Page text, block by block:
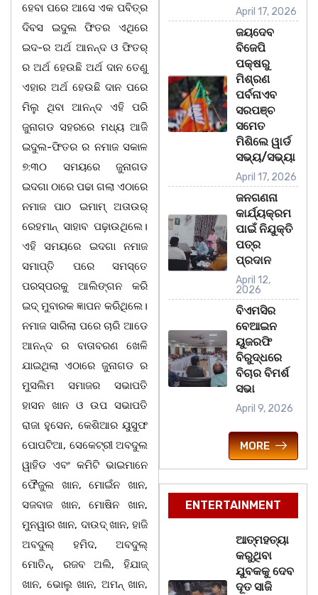
ହେବା ପରେ ଆସେ ଏକ ପବିତ୍ର
ଦିବସ ଇଦୁଲ ଫିତର ଏଥିରେ
ଇଦ-ର ଅର୍ଥ ଆନନ୍ଦ ଓ ଫିତର୍
ର ଅର୍ଥ ହେଉଛି ଅର୍ଥ ଦାନ ତେଣୁ
ଏହାର ଅର୍ଥ ହେଉଛି ଦାନ ପରେ
ମିଲୁ ଥିବା ଆନନ୍ଦ ଏହି ପରି
ଜୁନାଗଡ ସହରରେ ମଧ୍ୟ ଆଜି
ଇଦୁଲ-ଫିତର ର ନମାଜ ସକାଳ
୭:୩୦ ସମୟରେ ଜୁନାଗଡ
ଇଦଗା ଠାରେ ପଢା ଗଲା ଏଠାରେ
ନମାଜ ପାଠ ଇମାମ୍ ଅତାଉର୍
ରେହମାନ୍ ସାହାବ ପଢ଼ାଉଥିଲେ।
ଏହି ସମୟରେ ଇଦଗା ନମାଜ
ସମାପ୍ତି ପରେ ସମସ୍ତେ
ପରସ୍ପରକୁ ଆଲିଙ୍ଗନ କରି
ଇଦ୍ ମୁବାରକ ଜ୍ଞାପନ କରିଥିଲେ।
ନମାଜ ସାରିଲା ପରେ ଚାରି ଆଡେ
ଆନନ୍ଦ ର ବାତାବରଣ ଖେଳି
ଯାଇଥିଲା ଏଠାରେ ଜୁନାଗଡ ର
ମୁସଲିମ ସମାଜର ସଭାପତି
ହାସନ ଖାନ ଓ ଉପ ସଭାପତି
ରାଜା ହୁସେନ, କେଶିଆର ୟୁସୁଫ
ପୋପଟିଆ, ସେକେଟ୍ରୀ ଅବଦୁଲ
ୱାହିଡ ଏବଂ କମିଟି ଭାଇମାନେ
ଫୈଜୁଲ ଖାନ, ମୋଇଁନ ଖାନ,
ସଜବାଜ ଖାନ, ମୋଷିନ ଖାନ,
ମୁନୱାର ଖାନ, ଦାଉଦ୍ ଖାନ, ହାଜି
ଅବଦୁଲ୍ ହମିଦ, ଅବଦୁଲ୍
ମୋତିନ୍, ରଜବ ଅଲି, ହିଯାଜ୍
ଖାନ, ଭୋଲୁ ଖାନ, ଅମନ୍ ଖାନ,
April 17, 2026
ଜୟଦେବ
ବିଜେପି
ପକ୍ଷରୁ
ମିଶ୍ରଣ
ପର୍ବନାଏବ
ସରପଞ୍ଚ
ସମେତ
ମିଶିଲେ ୱାର୍ଡ
ସଭ୍ୟ/ସଭ୍ୟା
April 17, 2026
ଜନଗଣନା
କାର୍ଯ୍ୟକ୍ରମ
ପାଇଁ ନିଯୁକ୍ତି
ପତ୍ର
ପ୍ରଦାନ
April 12,
2026
ବିଏମସିର
ବେଆଇନ
ୟୁଜରଫି
ବିରୁଦ୍ଧରେ
ବିଚାର ବିମର୍ଶ
ସଭା
April 9, 2026
MORE
ENTERTAINMENT
ଆତ୍ମହତ୍ୟା
କରୁଥିବା
ଯୁବକକୁ ଦେବ
ଦୂତ ସାଜି